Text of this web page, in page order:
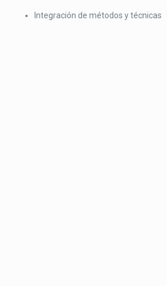
Integración de métodos y técnicas